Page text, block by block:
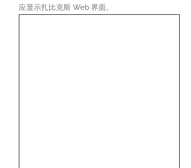
应显示扎比克斯 Web 界面。